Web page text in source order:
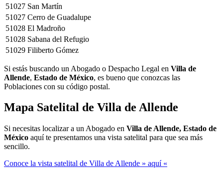
51027 San Martín
51027 Cerro de Guadalupe
51028 El Madroño
51028 Sabana del Refugio
51029 Filiberto Gómez
Si estás buscando un Abogado o Despacho Legal en Villa de
Allende, Estado de México, es bueno que conozcas las
Poblaciones con su código postal.
Mapa Satelital de Villa de Allende
Si necesitas localizar a un Abogado en Villa de Allende, Estado de
México aquí te presentamos una vista satelital para que sea más
sencillo.
Conoce la vista satelital de Villa de Allende » aquí «